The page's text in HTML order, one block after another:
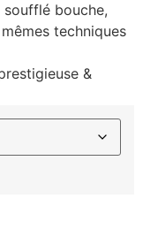
bouche,
techniques
&